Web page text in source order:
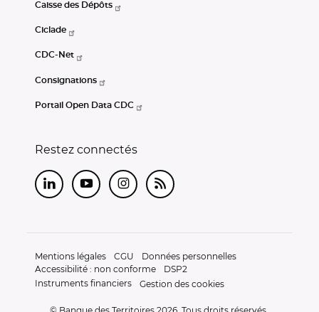
Caisse des Dépôts
Ciclade
CDC-Net
Consignations
Portail Open Data CDC
Restez connectés
LinkedInYoutubeInstagram
RSS
Mentions légales CGU
Données personnelles
Accessibilité : non conforme
DSP2
Instruments financiers
Gestion des cookies